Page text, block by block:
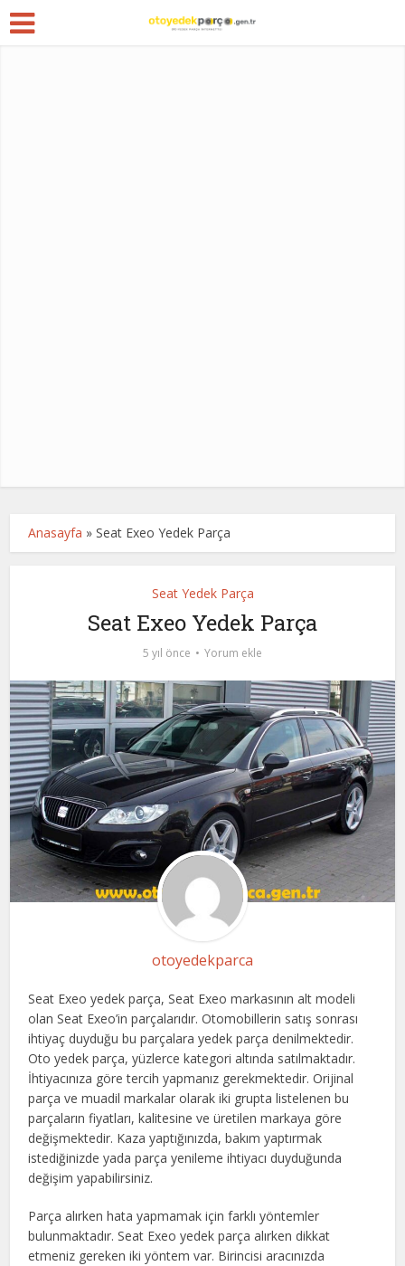
Anasayfa »Seat Exeo Yedek Parça
Seat Yedek Parça
Seat Exeo Yedek Parça
5 yıl önce Yorum ekle
otoyedekparca
Seat Exeo yedek parça, Seat Exeo markasının alt modeli
olan Seat Exeo’in parçalarıdır. Otomobillerin satış sonrası
ihtiyaç duyduğu bu parçalara yedek parça denilmektedir.
Oto yedek parça, yüzlerce kategori altında satılmaktadır.
İhtiyacınıza göre tercih yapmanız gerekmektedir. Orijinal
parça ve muadil markalar olarak iki grupta listelenen bu
parçaların fiyatları, kalitesine ve üretilen markaya göre
değişmektedir. Kaza yaptığınızda, bakım yaptırmak
istediğinizde yada parça yenileme ihtiyacı duyduğunda
değişim yapabilirsiniz.
Parça alırken hata yapmamak için farklı yöntemler
bulunmaktadır. Seat Exeo yedek parça alırken dikkat
etmeniz gereken iki yöntem var. Birincisi aracınızda